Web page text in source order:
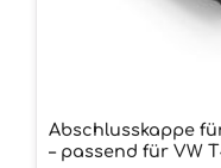
Abschlusskappe
– passend für VW